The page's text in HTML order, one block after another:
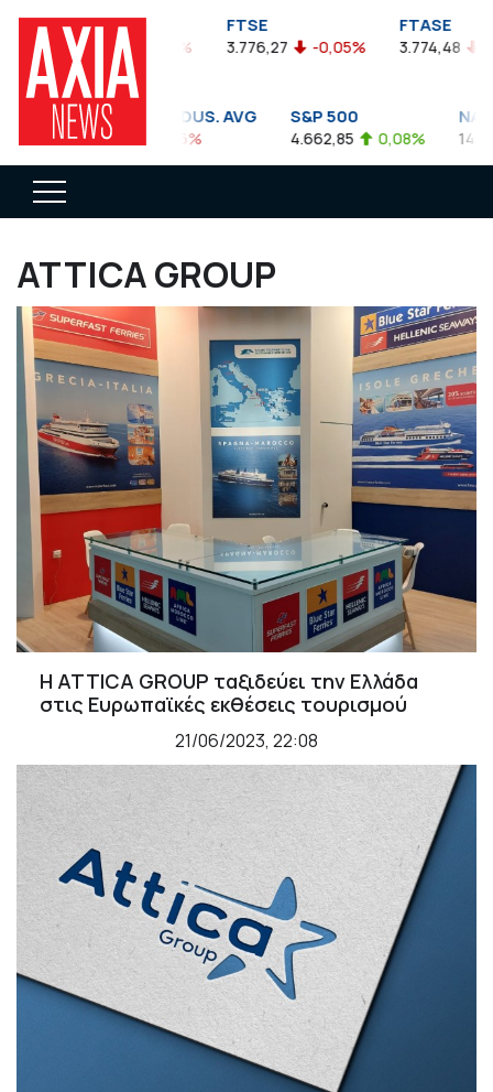
FTSEA
899,47 -0,04%
FTSE
3.776,27 -0,05%
FTASE
3.774,48 -
DOW JONES INDUS. AVG
35.911,81
S&P 500
4.662,85 0,08%
ATTICA GROUP
Η ATTICA GROUP ταξιδεύει την Ελλάδα
στις Ευρωπαϊκές εκθέσεις τουρισμού
21/06/2023, 22:08